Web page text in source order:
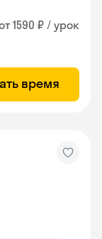
1590 ₽ / урок
время